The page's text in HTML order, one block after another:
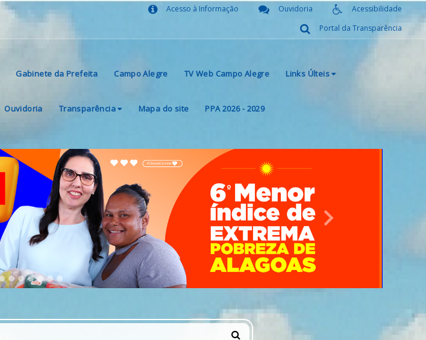
Acessibilidade
Ouvidoria
Acesso à Informação
Portal da Transparência
Gabinete da Prefeita Campo Alegre TV Web Campo Alegre Links Últeis
Ouvidoria Transparência Mapa do site PPA 2026 - 2029
Next